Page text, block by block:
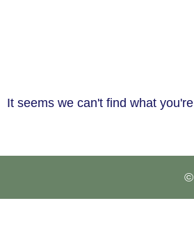
It seems we can't find what
©